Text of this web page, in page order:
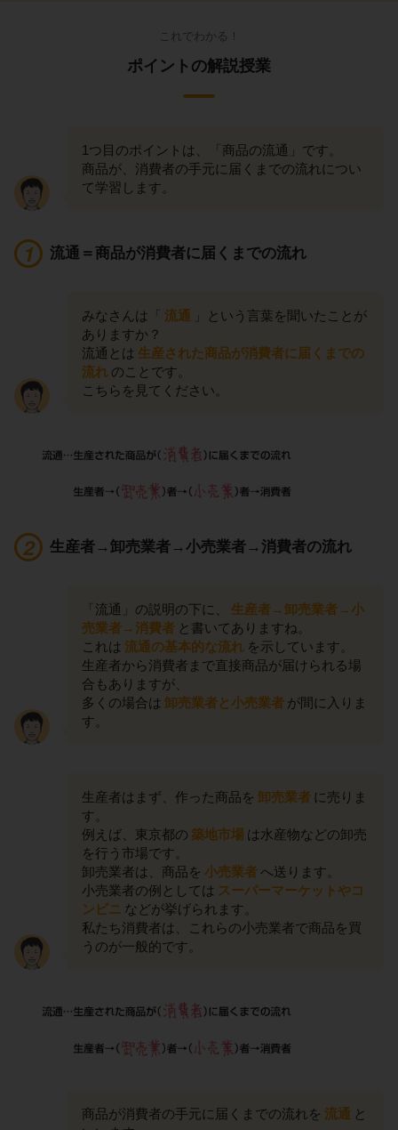
これでわかる！
ポイントの解説授業
1つ目のポイントは、「商品の流通」です。
商品が、消費者の手元に届くまでの流れについ
て学習します。
流通＝商品が消費者に届くまでの流れ
みなさんは「 流通
」という言葉を聞いたことが
ありますか？
流通とは 生産された商品が消費者に届くまでの
流れ のことです。
こちらを見てください。
生産者→卸売業者→小売業者→消費者の流れ
「流通」の説明の下に、
生産者→卸売業者→小
売業者→消費者 と書いてありますね。
これは 流通の基本的な流れ を示しています。
生産者から消費者まで直接商品が届けられる場
合もありますが、
多くの場合は 卸売業者と小売業者 が間に入りま
す。
生産者はまず、作った商品を 卸売業者 に売りま
す。
例えば、東京都の 築地市場 は水産物などの卸売
を行う市場です。
卸売業者は、商品を 小売業者へ送ります。
小売業者の例としては スーパーマーケットやコ
ンビニ などが挙げられます。
私たち消費者は、これらの小売業者で商品を買
うのが一般的です。
商品が消費者の手元に届くまでの流れを 流通 と